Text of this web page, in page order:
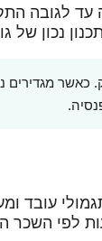
להפקיד לפנסיה
נכון של
כאשר מגדירים
עובד
לפי השכר